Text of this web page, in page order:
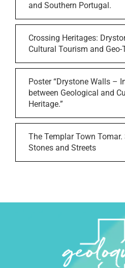
and Southern Portugal.
Crossing Heritages:
Cultural Tourism and Geo-
Poster “Drystone Walls –
between Geological and
Heritage.”
The Templar Town Tomar.
Stones and Streets